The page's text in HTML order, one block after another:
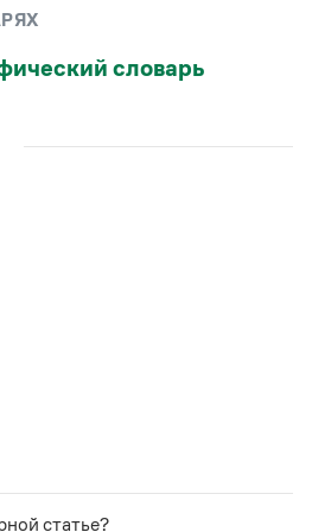
государственного
слова
терминовсловарь
статье?